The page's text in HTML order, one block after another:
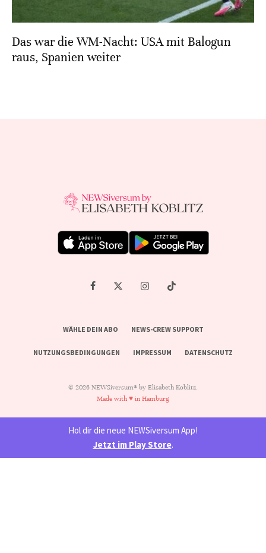
Das war die WM-Nacht: USA mit Balogun
raus, Spanien weiter
WÄHLE DEIN ABO NEWS-CREW SUPPORT
NUTZUNGSBEDINGUNGEN IMPRESSUM DATENSCHUTZ
© 2026 NEWSiversum® by Elisabeth Koblitz.
Made with ♥ in Hamburg
Hol dir die neue NEWSiversum App!
Jetzt im Play Store.